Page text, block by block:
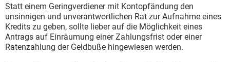
Statt einem Geringverdiener mit Kontopfändung den
unsinnigen und unverantwortlichen Rat zur Aufnahme eines
Kredits zu geben, sollte lieber auf die Möglichkeit eines
Antrags auf Einräumung einer Zahlungsfrist oder einer
Ratenzahlung der Geldbuße hingewiesen werden.